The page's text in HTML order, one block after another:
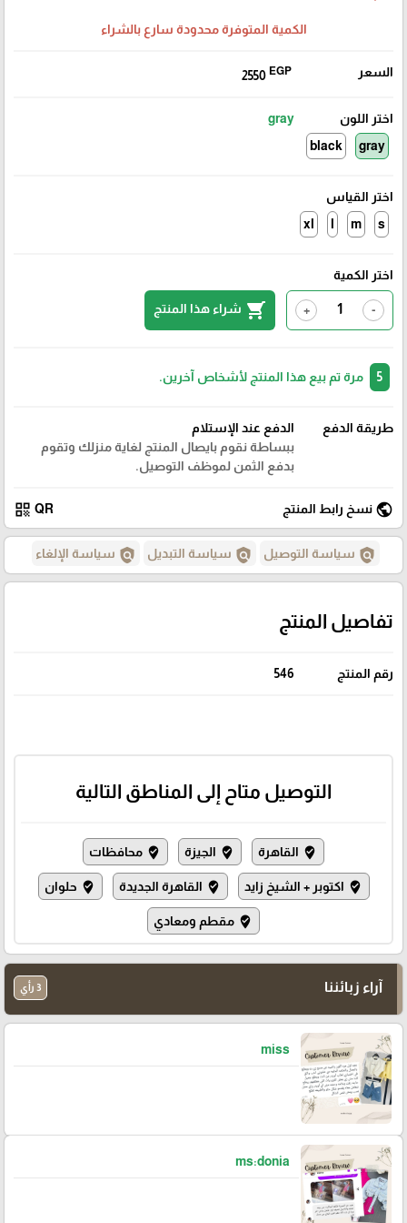
الكمية المتوفرة محدودة سارع بالشراء
السعر 2550 EGP
اختر اللون
gray
gray
black
اختر القياس
s
m
xl
اختر الكمية
-
+
shopping_cart شراء هذا المنتج
مرة تم بيع هذا المنتج لأشخاص آخرين.
طريقة الدفع
الدفع عند الإستلام
ببساطة نقوم بايصال المنتج لغاية منزلك وتقوم
بدفع الثمن لموظف التوصيل.
public نسخ رابط المنتج QR
qr_code
policy سياسة التوصيل policy سياسة التبديل policy سياسة الإلغاء
تفاصيل المنتج
رقم المنتج 546
التوصيل متاح إلى المناطق التالية
where_to_vote القاهرة where_to_vote الجيزة where_to_vote محافظات
where_to_vote اكتوبر + الشيخ زايد where_to_vote القاهرة الجديدة where_to_vote حلوان
where_to_vote مقطم ومعادي
آراء زبائننا 3 رأي
miss
ms:donia